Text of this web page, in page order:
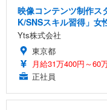
映像コンテンツ制作ス
K/SNSスキル習得」女
Yts株式会社
東京都
月給31万400円～60
正社員